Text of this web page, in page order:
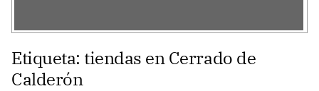
Etiqueta: tiendas en Cerrado de
Calderón